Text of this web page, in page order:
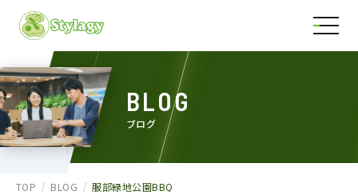
BLOG
ブログ
TOP BLOG 服部緑地公園BBQ